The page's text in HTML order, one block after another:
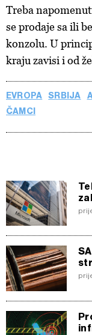
kolačića.
ažurirati klikom
kojem trenutku
Treba
se prodaje sa ili
konzolu. U
kraju zavisi i od
EVROPA SRBIJA
ČAMCI